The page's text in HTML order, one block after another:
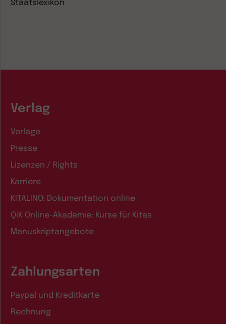
Staatslexikon
Verlag
Verlage
Presse
Lizenzen / Rights
Karriere
KITALINO: Dokumentation online
QiK Online-Akademie: Kurse für Kitas
Manuskriptangebote
Zahlungsarten
Paypal und Kreditkarte
Rechnung